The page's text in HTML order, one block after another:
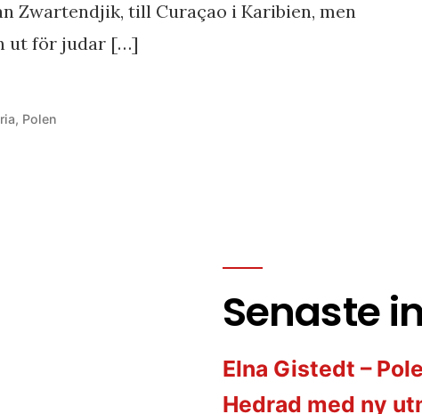
Zwartendjik, till Curaçao i Karibien, men
ut för judar […]
, Polen
Senaste
Elna Gistedt –
Hedrad med ny